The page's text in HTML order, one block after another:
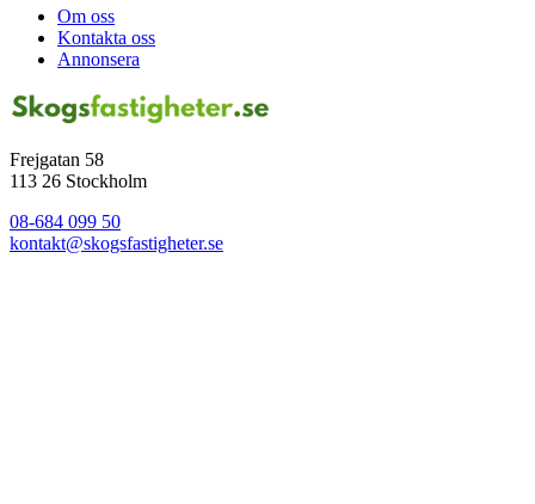
Om oss
Kontakta oss
Annonsera
Frejgatan 58
113 26 Stockholm
08-684 099 50
kontakt@skogsfastigheter.se